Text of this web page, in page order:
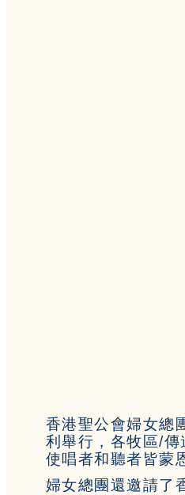
香港聖公會婦女總
利舉行，各牧區/
使唱者和聽者皆蒙
婦女總團還邀請了